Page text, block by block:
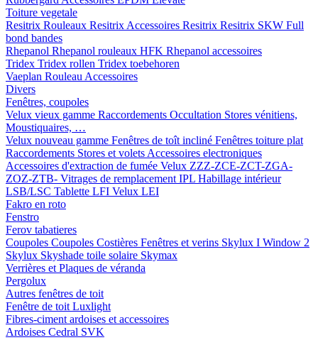
Toiture vegetale
Resitrix Rouleaux Resitrix Accessoires Resitrix Resitrix SKW Full
bond bandes
Rhepanol Rhepanol rouleaux HFK Rhepanol accessoires
Tridex Tridex rollen Tridex toebehoren
Vaeplan Rouleau Accessoires
Divers
Fenêtres, coupoles
Velux vieux gamme Raccordements Occultation Stores vénitiens,
Moustiquaires, …
Velux nouveau gamme Fenêtres de toît incliné Fenêtres toiture plat
Raccordements Stores et volets Accessoires electroniques
Accessoires d'extraction de fumée Velux ZZZ-ZCE-ZCT-ZGA-
ZOZ-ZTB- Vitrages de remplacement IPL Habillage intérieur
LSB/LSC Tablette LFI Velux LEI
Fakro en roto
Fenstro
Ferov tabatieres
Coupoles Coupoles Costières Fenêtres et verins Skylux I Window 2
Skylux Skyshade toile solaire Skymax
Verrières et Plaques de véranda
Pergolux
Autres fenêtres de toit
Fenêtre de toit Luxlight
Fibres-ciment ardoises et accessoires
Ardoises Cedral SVK